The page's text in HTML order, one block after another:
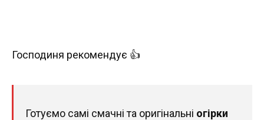
Господиня рекомендує 👍
Готуємо самі смачні та оригінальні огірки